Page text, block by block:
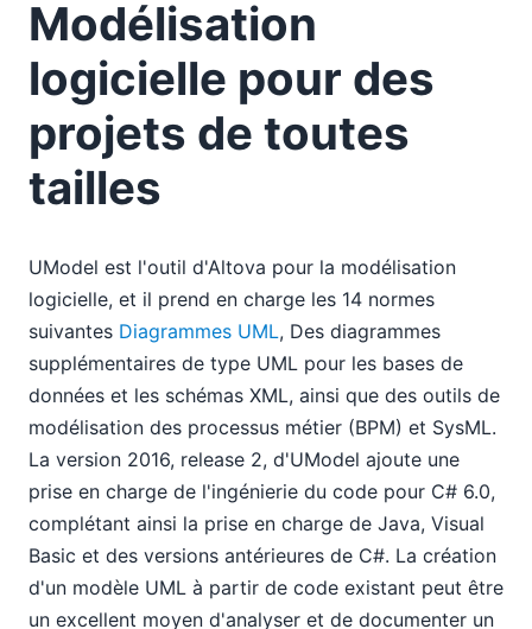
Modélisation
logicielle pour des
projets de toutes
tailles
UModel est l'outil d'Altova pour la modélisation
logicielle, et il prend en charge les 14 normes
suivantes Diagrammes UML, Des diagrammes
supplémentaires de type UML pour les bases de
données et les schémas XML, ainsi que des outils de
modélisation des processus métier (BPM) et SysML.
La version 2016, release 2, d'UModel ajoute une
prise en charge de l'ingénierie du code pour C# 6.0,
complétant ainsi la prise en charge de Java, Visual
Basic et des versions antérieures de C#. La création
d'un modèle UML à partir de code existant peut être
un excellent moyen d'analyser et de documenter un